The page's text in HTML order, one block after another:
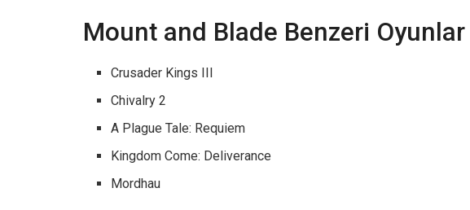
Mount and Blade Benzeri
Crusader Kings III
Chivalry 2
A Plague Tale: Requiem
Kingdom Come: Deliverance
Mordhau